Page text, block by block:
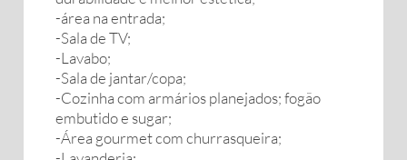
-área na entrada;
-Sala de TV;
-Lavabo;
-Sala de jantar/copa;
-Cozinha com armários planejados; fogão
embutido e sugar;
-Área gourmet com churrasqueira;